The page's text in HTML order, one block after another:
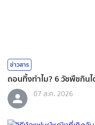
ข่าวสาร
ถอนทิ้งทำไม? 6 วัชพืชกิน
07 ส.ค. 2026